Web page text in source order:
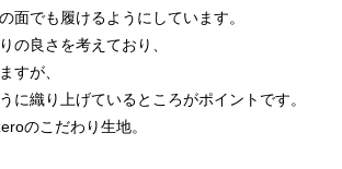
面でも履けるようにしています。
の良さを考えており、
すが、
織り上げているところがポイントです。
のこだわり生地。